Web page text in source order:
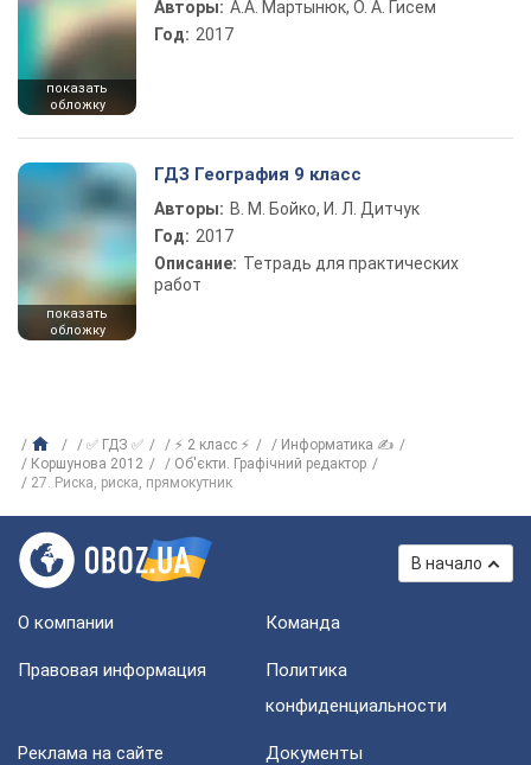
показать
обложку
Авторы: А.А. Мартынюк, О. А. Гисем
Год: 2017
показать
обложку
ГДЗ География 9 класс
Авторы: В. М. Бойко, И. Л. Дитчук
Год: 2017
Описание: Тетрадь для практических
работ
✅ ГДЗ ✅ ⚡ 2 класс ⚡
Информатика ✍
Коршунова 2012
Об'єкти. Графічний редактор
27. Риска, риска, прямокутник
В начало
О компании Команда
Правовая информация
Политика
конфиденциальности
Реклама на сайте Документы